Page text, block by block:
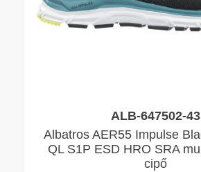
ALB-647502-43
Albatros AER55 Impulse
QL S1P ESD HRO SRA
cipő